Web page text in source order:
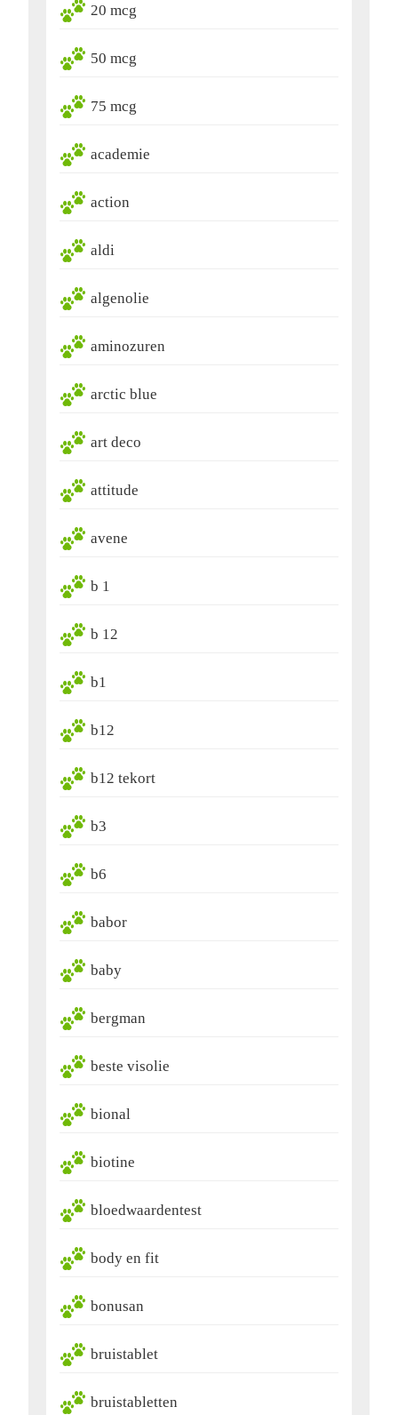
20 mcg
50 mcg
75 mcg
academie
action
aldi
algenolie
aminozuren
arctic blue
art deco
attitude
avene
b 1
b 12
b1
b12
b12 tekort
b3
b6
babor
baby
bergman
beste visolie
bional
biotine
bloedwaardentest
body en fit
bonusan
bruistablet
bruistabletten